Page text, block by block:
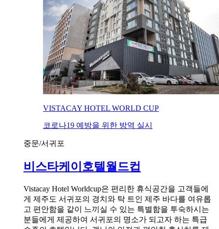
VISTACAY HOTEL WORLD CUP
코로나19 예방을 위한 방역 실시
중문/서귀포
비스타케이호텔월드컵
Vistacay Hotel Worldcup은 편리한 휴식공간을 고객들에
게 제주도 서귀포의 경치와 탁 트인 제주 바다를 여유롭
고 편안함을 같이 느끼실 수 있는 특별함을 투숙하시는
분들에게 제공하여 서귀포의 명소가 되고자 하는 특급